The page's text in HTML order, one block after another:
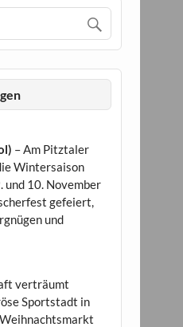
– Am Pitztaler
Wintersaison
und 10. November
gefeiert,
und
verträumt
Sportstadt in